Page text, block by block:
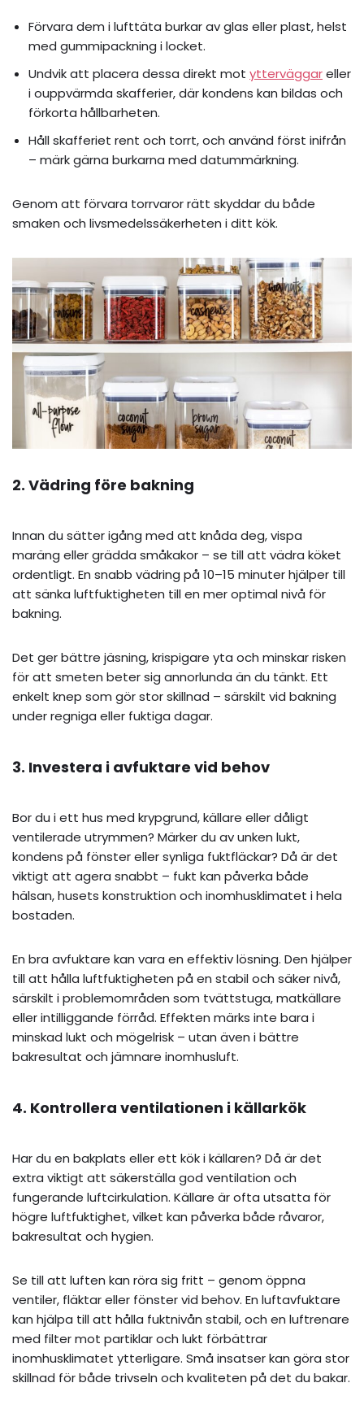
Förvara dem i lufttäta burkar av glas eller plast, helst
med gummipackning i locket.
Undvik att placera dessa direkt mot ytterväggareller
i ouppvärmda skafferier, där kondens kan bildas och
förkorta hållbarheten.
Håll skafferiet rent och torrt, och använd först inifrån
– märk gärna burkarna med datummärkning.
Genom att förvara torrvaror rätt skyddar du både
smaken och livsmedelssäkerheten i ditt kök.
2. Vädring före bakning
Innan du sätter igång med att knåda deg, vispa
maräng eller grädda småkakor – se till att vädra köket
ordentligt. En snabb vädring på 10–15 minuter hjälper till
att sänka luftfuktigheten till en mer optimal nivå för
bakning.
Det ger bättre jäsning, krispigare yta och minskar risken
för att smeten beter sig annorlunda än du tänkt. Ett
enkelt knep som gör stor skillnad – särskilt vid bakning
under regniga eller fuktiga dagar.
3. Investera i avfuktare vid behov
Bor du i ett hus med krypgrund, källare eller dåligt
ventilerade utrymmen? Märker du av unken lukt,
kondens på fönster eller synliga fuktfläckar? Då är det
viktigt att agera snabbt – fukt kan påverka både
hälsan, husets konstruktion och inomhusklimatet i hela
bostaden.
En bra avfuktare kan vara en effektiv lösning. Den hjälper
till att hålla luftfuktigheten på en stabil och säker nivå,
särskilt i problemområden som tvättstuga, matkällare
eller intilliggande förråd. Effekten märks inte bara i
minskad lukt och mögelrisk – utan även i bättre
bakresultat och jämnare inomhusluft.
4. Kontrollera ventilationen i källarkök
Har du en bakplats eller ett kök i källaren? Då är det
extra viktigt att säkerställa god ventilation och
fungerande luftcirkulation. Källare är ofta utsatta för
högre luftfuktighet, vilket kan påverka både råvaror,
bakresultat och hygien.
Se till att luften kan röra sig fritt – genom öppna
ventiler, fläktar eller fönster vid behov. En luftavfuktare
kan hjälpa till att hålla fuktnivån stabil, och en luftrenare
med filter mot partiklar och lukt förbättrar
inomhusklimatet ytterligare. Små insatser kan göra stor
skillnad för både trivseln och kvaliteten på det du bakar.